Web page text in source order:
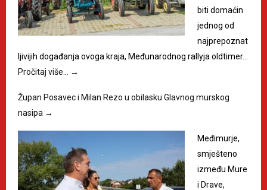
biti domaćin
jednog od
najprepoznat
ljivijih događanja ovoga kraja, Međunarodnog rallyja oldtimer…
Pročitaj više…
→
Župan Posavec i Milan Rezo u obilasku Glavnog murskog
nasipa →
Međimurje,
smješteno
između Mure
i Drave,